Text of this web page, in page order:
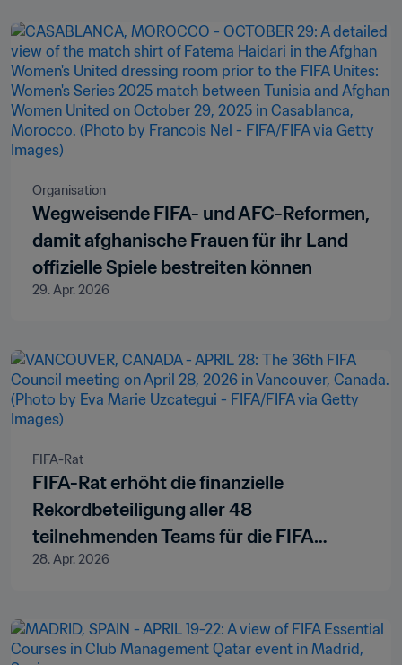
Organisation
Wegweisende FIFA- und AFC-Reformen,
damit afghanische Frauen für ihr Land
offizielle Spiele bestreiten können
29. Apr. 2026
FIFA-Rat
FIFA-Rat erhöht die finanzielle
Rekordbeteiligung aller 48
teilnehmenden Teams für die FIFA
Fussball-Weltmeisterschaft 2026™
28. Apr. 2026